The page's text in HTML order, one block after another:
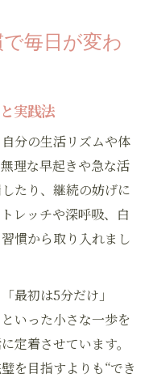
毎日が変わ
実践法
分の生活リズムや体
理な早起きや急な活
たり、継続の妨げに
レッチや深呼吸、白
慣から取り入れまし
最初は5分だけ」
いった小さな一歩を
定着させています。
を目指すよりも“でき